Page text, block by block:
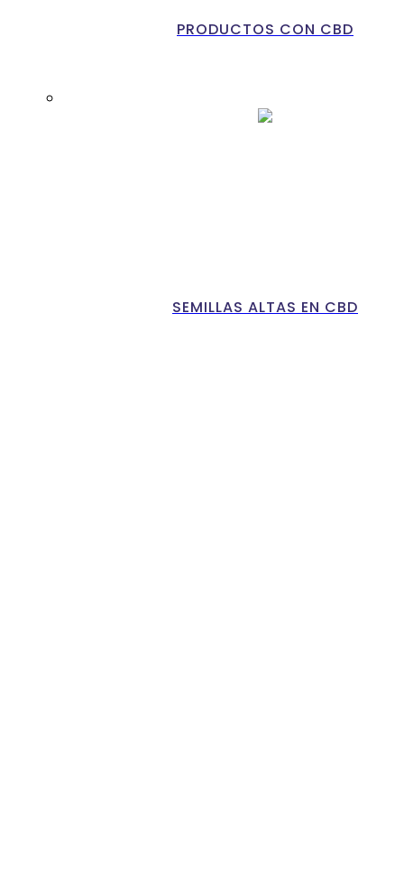
PRODUCTOS CON CBD
SEMILLAS ALTAS EN CBD